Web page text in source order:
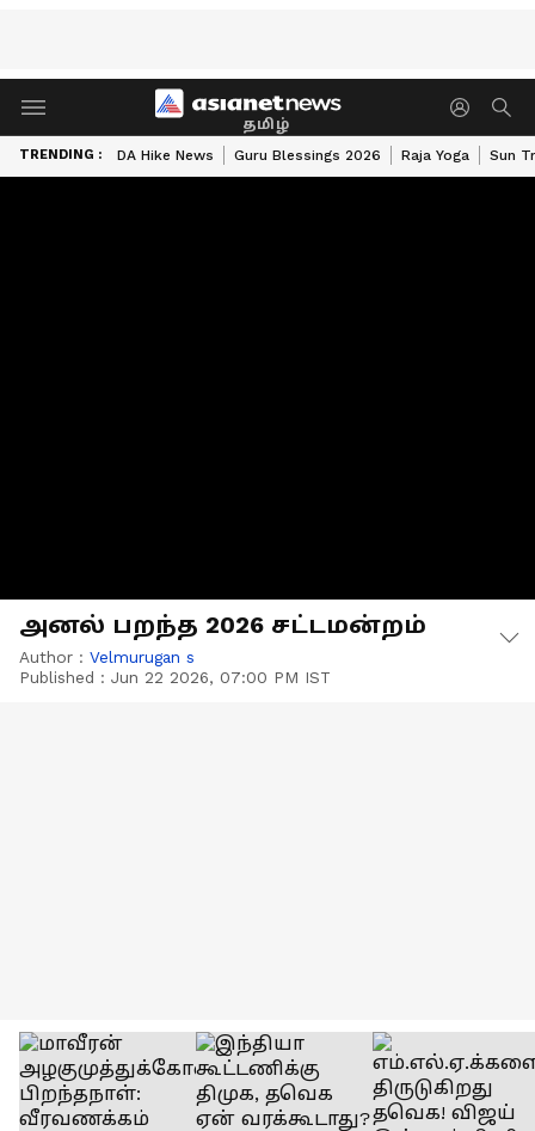
தமிழ்
TRENDING : DA Hike News Guru Blessings 2026 Raja Yoga Sun
அனல் பறந்த 2026 சட்டமன்றம்
Author : Velmurugan s
Published : Jun 22 2026, 07:00 PM IST